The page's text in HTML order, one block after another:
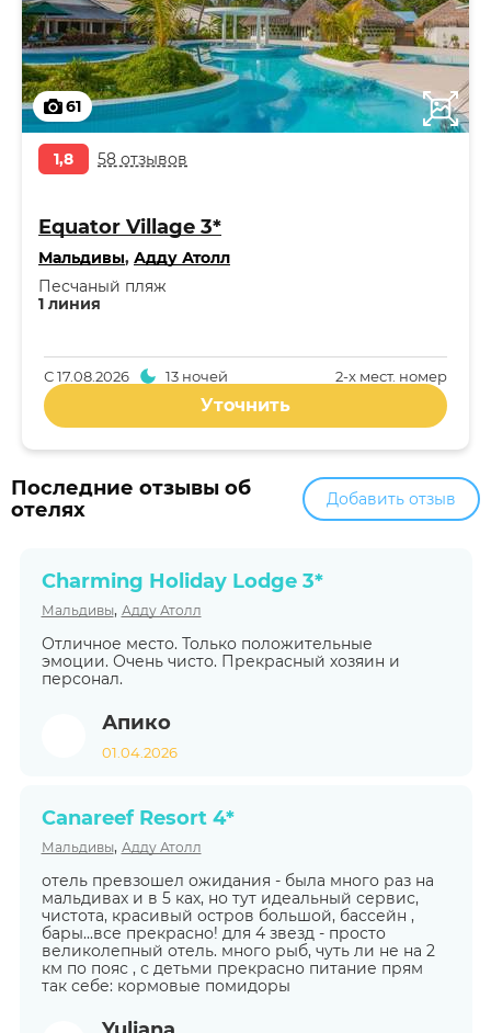
61
1,8 58 отзывов
Equator Village 3*
Мальдивы, Адду Атолл
1 линия
Песчаный пляж
2-x мест. номер
С17.08.2026 13 ночей
Уточнить
Последние отзывы об
отелях
Добавить отзыв
Charming Holiday Lodge 3*
Мальдивы, Адду Атолл
Отличное место. Только положительные
эмоции. Очень чисто. Прекрасный хозяин и
персонал.
Апико
01.04.2026
Canareef Resort 4*
Мальдивы, Адду Атолл
отель превзошел ожидания - была много раз на
мальдивах и в 5 ках, но тут идеальный сервис,
чистота, красивый остров большой, бассейн ,
бары...все прекрасно! для 4 звезд - просто
великолепный отель. много рыб, чуть ли не на 2
км по пояс , с детьми прекрасно питание прям
так себе: кормовые помидоры